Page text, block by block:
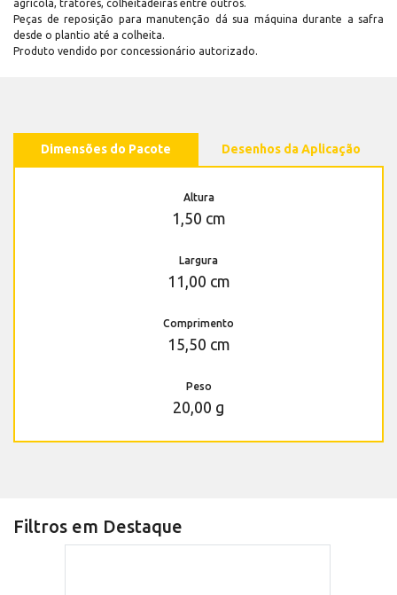
agrícola, tratores, colheitadeiras entre outros.
Peças de reposição para manutenção dá sua máquina durante a safra
desde o plantio até a colheita.
Produto vendido por concessionário autorizado.
Dimensões do Pacote Desenhos da Aplicação
Altura
1,50 cm
Largura
11,00 cm
Comprimento
15,50 cm
Peso
20,00 g
Filtros em Destaque